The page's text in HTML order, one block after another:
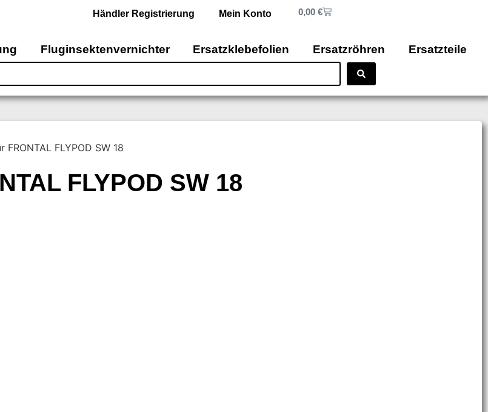
Händler Registrierung Mein Konto 0,00 €
Fluginsektenvernichter Ersatzklebefolien Ersatzröhren Ersatzteile
FLYPOD SW 18
FLYPOD SW 18